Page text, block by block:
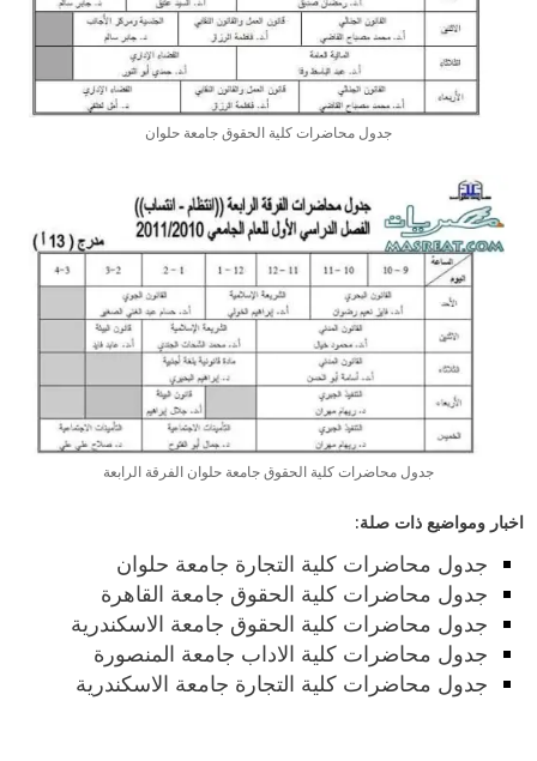
جدول محاضرات كلية الحقوق جامعة حلوان
جدول محاضرات كلية الحقوق جامعة حلوان الفرقة الرابعة
اخبار ومواضيع ذات صلة:
جدول محاضرات كلية التجارة جامعة حلوان
جدول محاضرات كلية الحقوق جامعة القاهرة
جدول محاضرات كلية الحقوق جامعة الاسكندرية
جدول محاضرات كلية الاداب جامعة المنصورة
جدول محاضرات كلية التجارة جامعة الاسكندرية